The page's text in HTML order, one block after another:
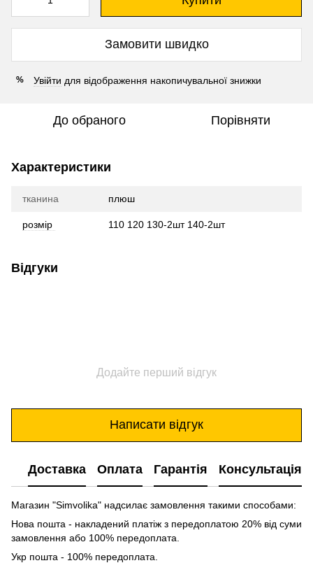
Замовити швидко
% Увійти для відображення накопичувальної знижки
До обраного Порівняти
Характеристики
тканина плюш
розмір 110 120 130-2шт 140-2шт
Відгуки
Додайте перший відгук
Написати відгук
Доставка Оплата Гарантія Консультація
Магазин "Simvolika" надсилає замовлення такими способами:
Нова пошта - накладений платіж з передоплатою 20% від суми
замовлення або 100% передоплата.
Укр пошта - 100% передоплата.